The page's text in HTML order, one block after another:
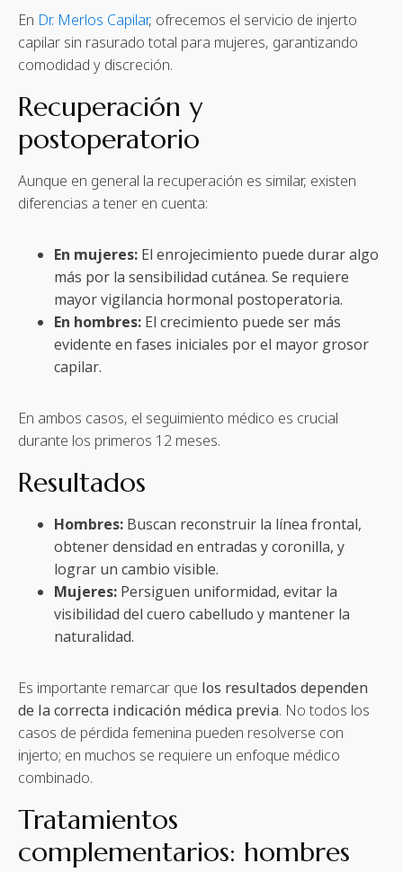
En Dr. Merlos Capilar, ofrecemos el servicio de injerto
capilar sin rasurado total para mujeres, garantizando
comodidad y discreción.
Recuperación y
postoperatorio
Aunque en general la recuperación es similar, existen
diferencias a tener en cuenta:
En mujeres: El enrojecimiento puede durar algo
más por la sensibilidad cutánea. Se requiere
mayor vigilancia hormonal postoperatoria.
En hombres: El crecimiento puede ser más
evidente en fases iniciales por el mayor grosor
capilar.
En ambos casos, el seguimiento médico es crucial
durante los primeros 12 meses.
Resultados
Hombres: Buscan reconstruir la línea frontal,
obtener densidad en entradas y coronilla, y
lograr un cambio visible.
Mujeres: Persiguen uniformidad, evitar la
visibilidad del cuero cabelludo y mantener la
naturalidad.
Es importante remarcar que los resultados dependen
de la correcta indicación médica previa. No todos los
casos de pérdida femenina pueden resolverse con
injerto; en muchos se requiere un enfoque médico
combinado.
Tratamientos
complementarios: hombres